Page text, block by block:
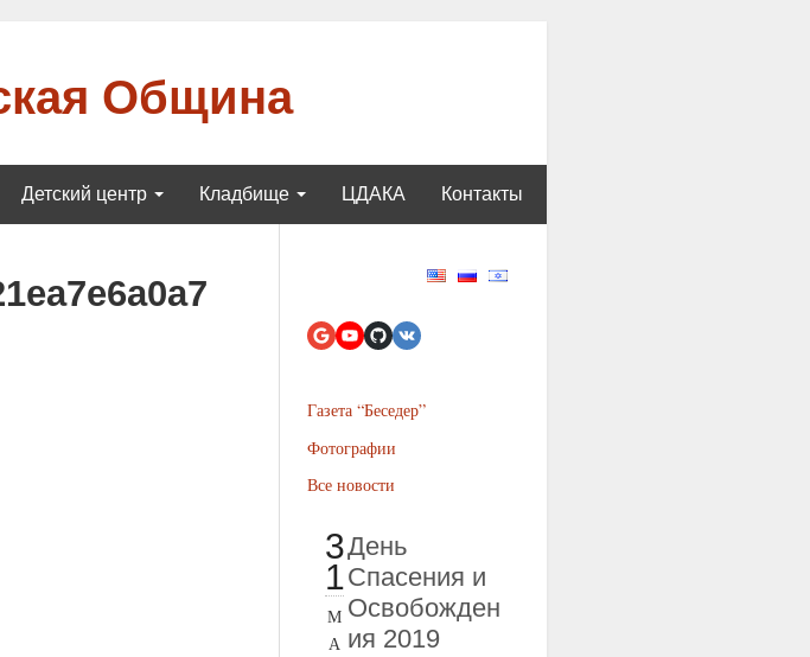
Община
Детский центр Кладбище ЦДАКА Контакты
Газета “Беседер”
Фотографии
Все новости
3
1
М
А
День
Спасения и
Освобожден
ия 2019